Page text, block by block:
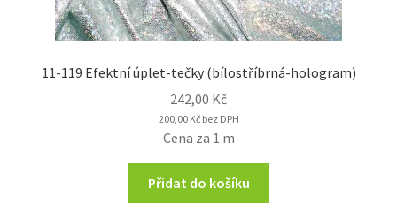
11-119 Efektní úplet-tečky (bílostříbrná-hologram)
242,00 Kč
200,00 Kčbez DPH
Cena za 1 m
Přidat do košíku